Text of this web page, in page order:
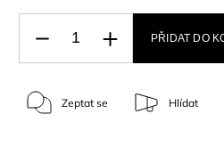
PŘIDAT DO
Zeptat se Hlídat